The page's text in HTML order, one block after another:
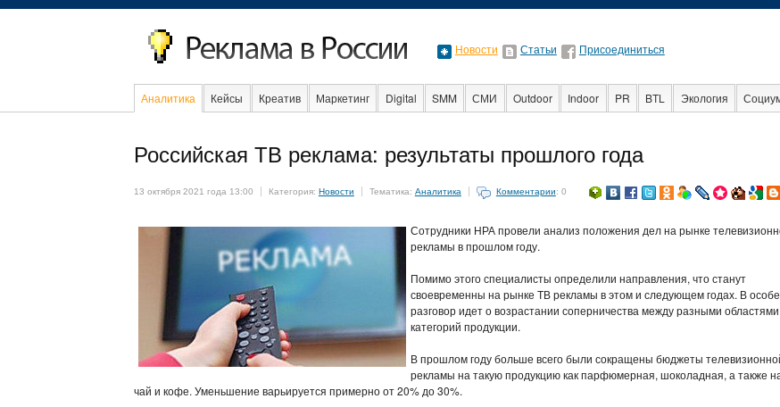
Новости Статьи Присоединиться
Аналитика Кейсы Креатив Маркетинг Digital SMM СМИ Outdoor Indoor PR BTL Экология
Российская ТВ реклама: результаты прошлого года
13 октября 2021 года 13:00 Категория: Новости Тематика: Аналитика Комментарии: 0
Сотрудники НРА провели анализ положения дел на рынке
рекламы в прошлом году.
Помимо этого специалисты определили направления, что станут
своевременны на рынке ТВ рекламы в этом и следующем годах. В
разговор идет о возрастании соперничества между разными областями
категорий продукции.
В прошлом году больше всего были сокращены бюджеты
рекламы на такую продукцию как парфюмерная, шоколадная, а также
чай и кофе. Уменьшение варьируется примерно от 20% до 30%.